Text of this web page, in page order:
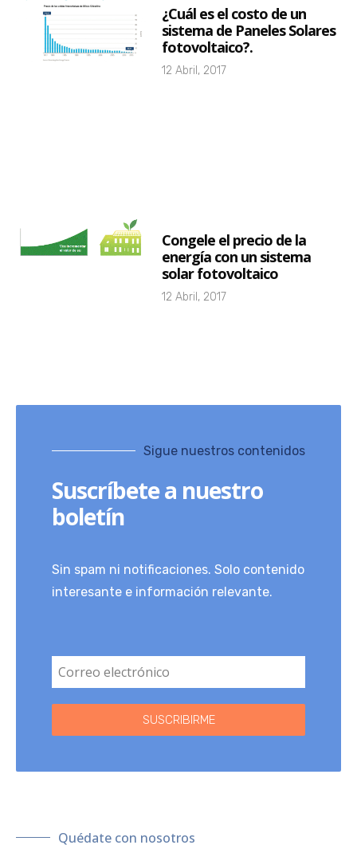
¿Cuál es el costo de un
sistema de Paneles Solares
fotovoltaico?.
12 Abril, 2017
Congele el precio de la
energía con un sistema
solar fotovoltaico
12 Abril, 2017
Sigue nuestros contenidos
Suscríbete a nuestro
boletín
Sin spam ni notificaciones. Solo contenido
interesante e información relevante.
SUSCRIBIRME
Quédate con nosotros